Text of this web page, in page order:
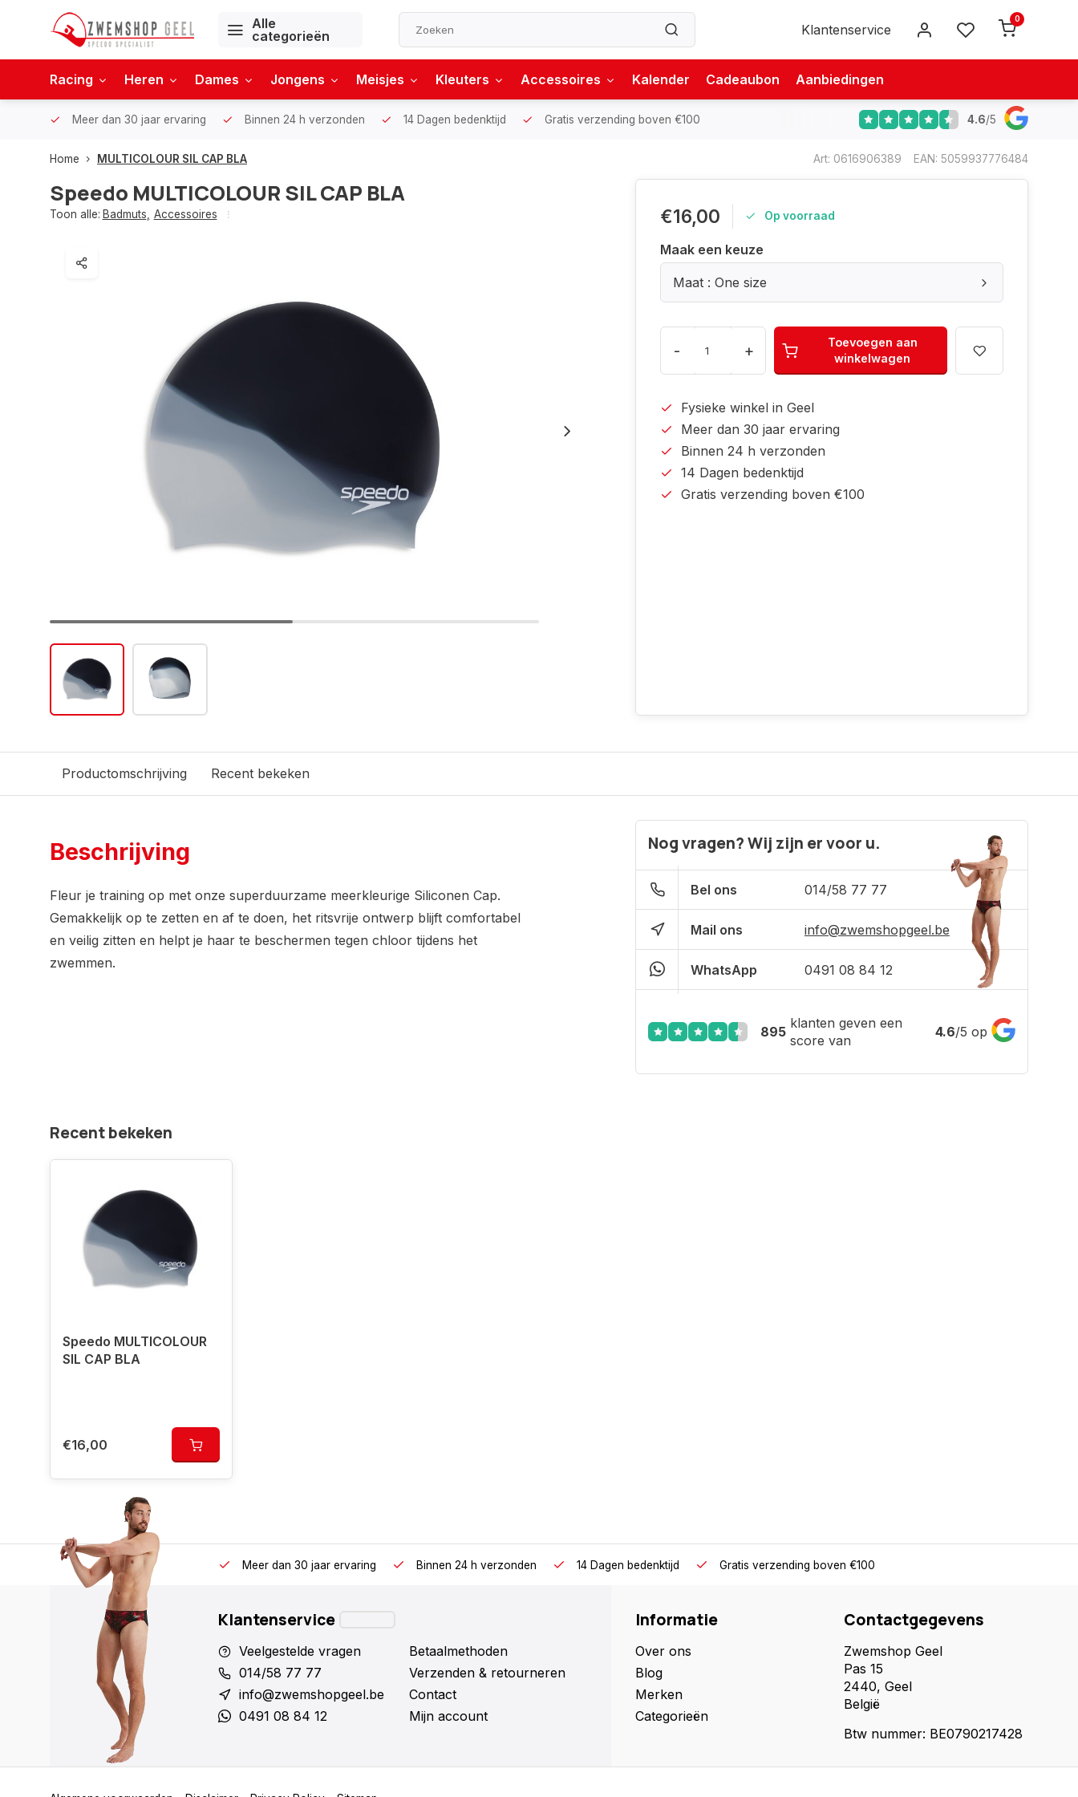
Alle
categorieën
Klantenservice
0
Racing Heren Dames Jongens Meisjes Kleuters Accessoires Kalender Cadeaubon Aanbiedingen
Meer dan 30 jaar ervaring Binnen 24 h verzonden 14 Dagen bedenktijd Gratis verzending boven €100 4.6/5
Home MULTICOLOUR SIL CAP BLA Art: 0616906389 EAN: 5059937776484
Speedo MULTICOLOUR SIL CAP BLA
Toon alle: Badmuts Accessoires €16,00 Op voorraad
Maak een keuze
Maat : One size
- +
Toevoegen aan
winkelwagen
Fysieke winkel in Geel
Meer dan 30 jaar ervaring
Binnen 24 h verzonden
14 Dagen bedenktijd
Gratis verzending boven €100
Productomschrijving Recent bekeken
Beschrijving
Fleur je training op met onze superduurzame meerkleurige Siliconen Cap.
Gemakkelijk op te zetten en af te doen, het ritsvrije ontwerp blijft comfortabel
en veilig zitten en helpt je haar te beschermen tegen chloor tijdens het
zwemmen.
Nog vragen? Wij zijn er voor u.
Bel ons 014/58 77 77
Mail ons info@zwemshopgeel.be
WhatsApp 0491 08 84 12
895
klanten geven een
score van
4.6/5 op
Recent bekeken
Speedo MULTICOLOUR
SIL CAP BLA
€16,00
Meer dan 30 jaar ervaring Binnen 24 h verzonden 14 Dagen bedenktijd Gratis verzending boven €100
Klantenservice
Veelgestelde vragen
014/58 77 77
info@zwemshopgeel.be
0491 08 84 12
Betaalmethoden
Verzenden & retourneren
Contact
Mijn account
Informatie
Over ons
Blog
Merken
Categorieën
Contactgegevens
Zwemshop Geel
Pas 15
2440, Geel
België
Btw nummer: BE0790217428